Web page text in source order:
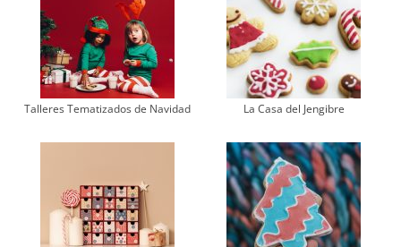
Talleres Tematizados de Navidad La Casa del Jengibre